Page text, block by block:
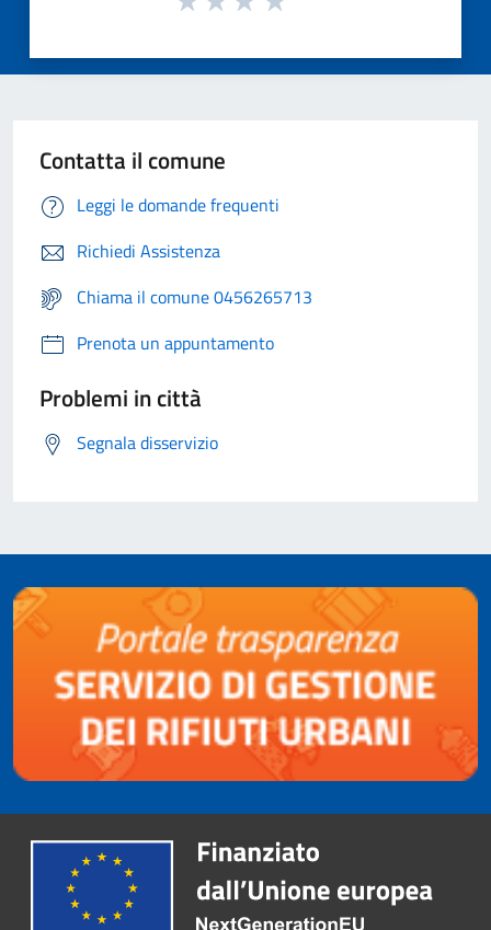
Contatta il comune
Leggi le domande frequenti
Richiedi Assistenza
Chiama il comune 0456265713
Prenota un appuntamento
Problemi in città
Segnala disservizio